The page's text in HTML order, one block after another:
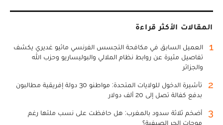
المقالات الأكثر قراءة
1
العميل السابق في مكافحة التجسس الفرنسي ماثيو غديري يكشف
تفاصيل مثيرة عن روابط نظام الملالي والبوليساريو وحزب الله
والجزائر
2
تأشيرة الدخول للولايات المتحدة: مواطنو 30 دولة إفريقية مطالبون
بدفع كفالة تصل إلى 20 ألف دولار
3
أضخم ثلاثة سدود بالمغرب: هل حافظت على نسب ملئها رغم
موجات الحر الصيفية؟